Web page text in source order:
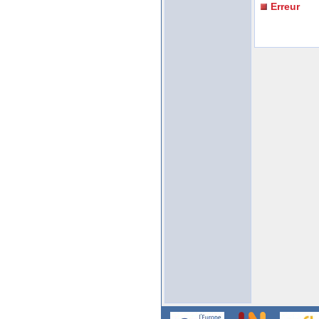
Erreur